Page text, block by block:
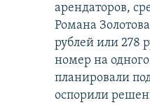
арендаторов,
Романа
рублей или 278
номер на
планировали
оспорили